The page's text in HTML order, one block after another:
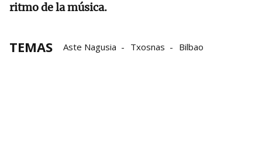
ritmo de la música.
TEMAS Aste Nagusia Txosnas Bilbao